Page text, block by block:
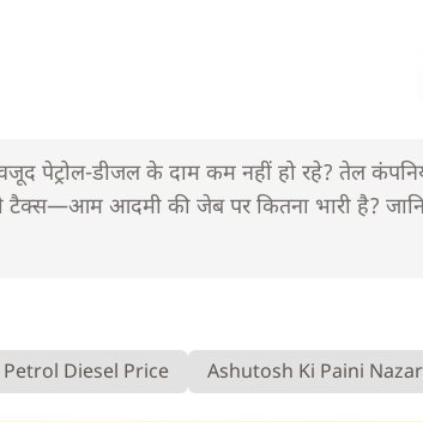
पेट्रोल-डीजल के दाम कम नहीं हो रहे? तेल
टैक्स—आम आदमी की जेब पर कितना भारी है?
Petrol Diesel Price Ashutosh Ki Paini Nazar